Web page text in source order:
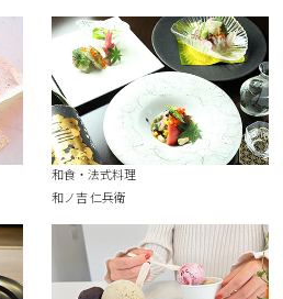
和食・法式料理
和ノ吉 仁兵衛